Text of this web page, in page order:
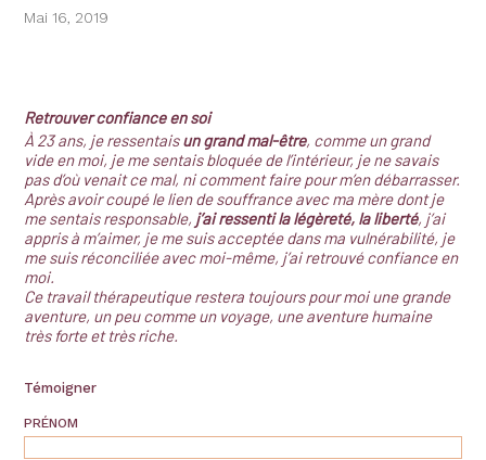
Mai 16, 2019
Retrouver confiance en soi
À 23 ans, je ressentaisun grand mal-être, comme un grand
vide en moi, je me sentais bloquée de l’intérieur, je ne savais
pas d’où venait ce mal, ni comment faire pour m’en débarrasser.
Après avoir coupé le lien de souffrance avec ma mère dont je
me sentais responsable, j’ai ressenti la légèreté, la liberté, j’ai
appris à m’aimer, je me suis acceptée dans ma vulnérabilité, je
me suis réconciliée avec moi-même, j’ai retrouvé confiance en
moi.
Ce travail thérapeutique restera toujours pour moi une grande
aventure, un peu comme un voyage, une aventure humaine
très forte et très riche.
Témoigner
PRÉNOM